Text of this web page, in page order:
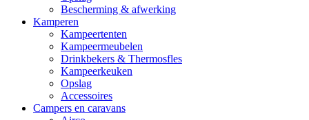
Bescherming & afwerking
Kamperen
Kampeertenten
Kampeermeubelen
Drinkbekers & Thermosfles
Kampeerkeuken
Opslag
Accessoires
Campers en caravans